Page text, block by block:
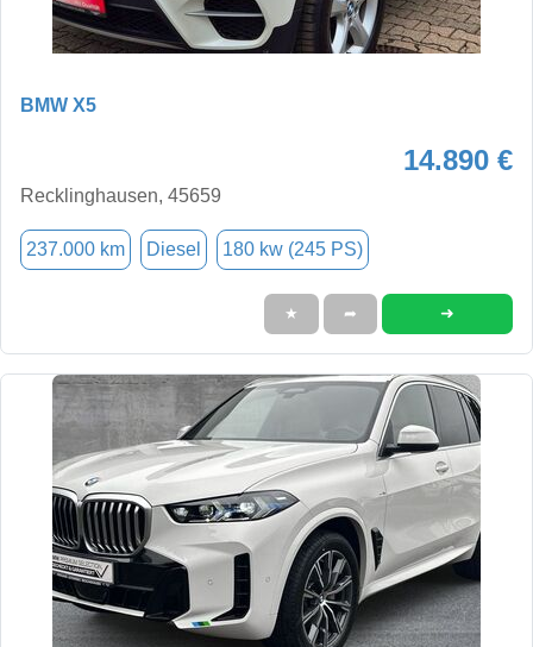
BMW X5
14.890 €
Recklinghausen, 45659
237.000 km Diesel 180 kw (245 PS)
★ ➦ ➜